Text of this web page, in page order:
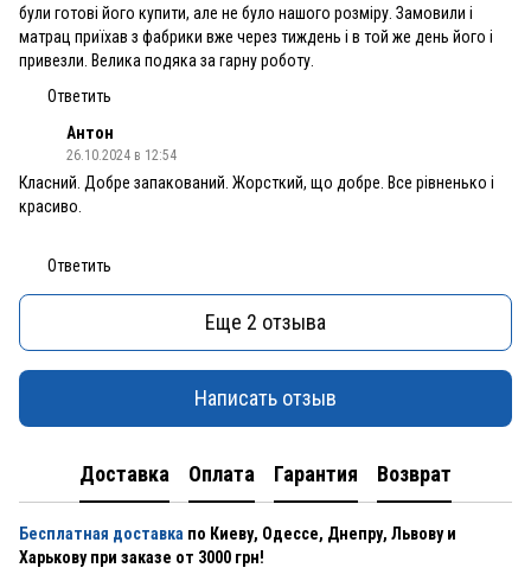
були готові його купити, але не було нашого розміру. Замовили і
матрац приїхав з фабрики вже через тиждень і в той же день його і
привезли. Велика подяка за гарну роботу.
Ответить
Антон
26.10.2024 в 12:54
Класний. Добре запакований. Жорсткий, що добре. Все рівненько і
красиво.
Ответить
Еще 2 отзыва
Написать отзыв
Доставка Оплата Гарантия Возврат
Бесплатная доставка по Киеву, Одессе, Днепру, Львову и
Харькову при заказе от 3000 грн!